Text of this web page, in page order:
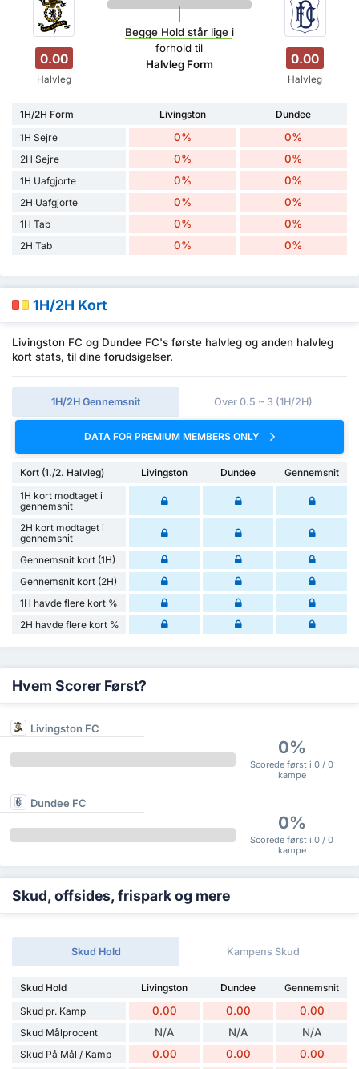
0.00
Halvleg
Begge Hold står lige i
forhold til
Halvleg Form
0.00
Halvleg
1H/2H Form Livingston
Dundee
1H Sejre
0% 0%
2H Sejre 0% 0%
1H Uafgjorte 0% 0%
2H Uafgjorte 0% 0%
1H Tab 0% 0%
2H Tab 0% 0%
1H/2H Kort
Livingston FC og Dundee FC's første halvleg og anden halvleg
kort stats, til dine forudsigelser.
1H/2H Gennemsnit Over 0.5 ~ 3 (1H/2H)
DATA FOR PREMIUM MEMBERS ONLY
Kort (1./2. Halvleg) Livingston Dundee
Gennemsnit
1H kort modtaget i
gennemsnit
2H kort modtaget i
gennemsnit
Gennemsnit kort (1H)
Gennemsnit kort (2H)
1H havde flere kort %
2H havde flere kort %
Hvem Scorer Først?
Livingston FC
0%
Scorede først i 0 / 0
kampe
Dundee FC
0%
Scorede først i 0 / 0
kampe
Skud, offsides, frispark og mere
Skud Hold Kampens Skud
Skud Hold Livingston Dundee
Gennemsnit
Skud pr. Kamp
0.00 0.00 0.00
Skud Målprocent N/A N/A N/A
Skud På Mål / Kamp 0.00 0.00 0.00